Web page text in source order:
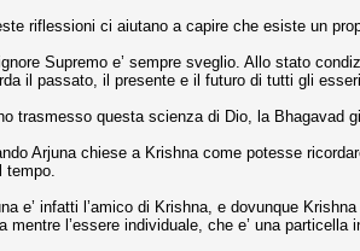
riflessioni ci aiutano a capire che esiste un
Supremo e’ sempre sveglio. Allo stato
il passato, il presente e il futuro di tutti gli
trasmesso questa scienza di Dio, la Bhagavad
Arjuna chiese a Krishna come potesse
tempo.
e’ infatti l’amico di Krishna, e dovunque
mentre l’essere individuale, che e’ una